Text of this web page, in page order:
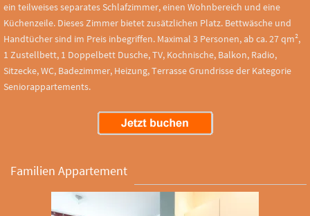
ein teilweises separates Schlafzimmer, einen Wohnbereich und eine
Küchenzeile. Dieses Zimmer bietet zusätzlichen Platz. Bettwäsche und
Handtücher sind im Preis inbegriffen. Maximal 3 Personen, ab ca. 27 qm²,
1 Zustellbett, 1 Doppelbett Dusche, TV, Kochnische, Balkon, Radio,
Sitzecke, WC, Badezimmer, Heizung, Terrasse Grundrisse der Kategorie
Seniorappartements.
Familien Appartement